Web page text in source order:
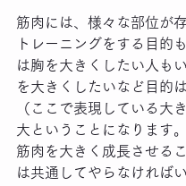
筋肉には、様々な部位が
トレーニングをする目的
は胸を大きくしたい人も
を大きくしたいなど目的
（ここで表現している大
大ということになります
筋肉を大きく成長させる
は共通してやらなければ